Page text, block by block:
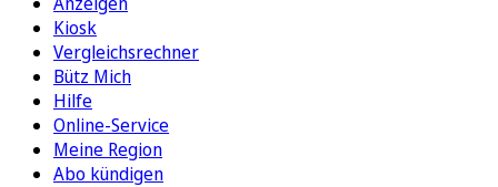
Kiosk
Vergleichsrechner
Bütz Mich
Hilfe
Online-Service
Meine Region
Abo kündigen